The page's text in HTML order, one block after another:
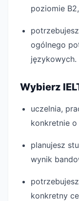
poziomie
ogólnego
językowych.
Wybierz
uczelnia,
konkretnie o
planujesz
wynik
konkretny